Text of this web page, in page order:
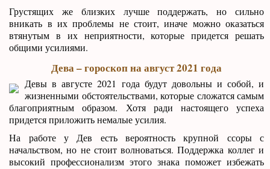
Грустящих же близких лучше поддержать, но сильно
вникать в их проблемы не стоит, иначе можно оказаться
втянутым в их неприятности, которые придется решать
общими усилиями.
Дева – гороскоп на август 2021 года
Девы в августе 2021 года будут довольны и собой, и
жизненными обстоятельствами, которые сложатся самым
благоприятным образом. Хотя ради настоящего успеха
придется приложить немалые усилия.
На работе у Дев есть вероятность крупной ссоры с
начальством, но не стоит волноваться. Поддержка коллег и
высокий профессионализм этого знака поможет избежать